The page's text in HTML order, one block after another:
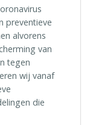
preventieve
alvorens
van
tegen
wij vanaf
die